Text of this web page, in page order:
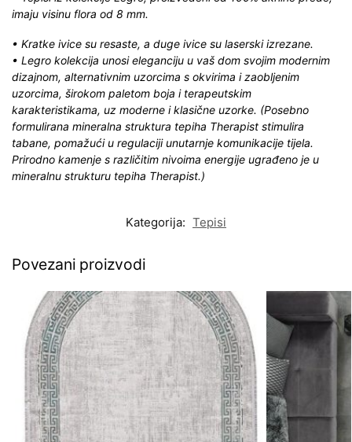
imaju visinu flora od 8 mm.
• Kratke ivice su resaste, a duge ivice su laserski izrezane.
• Legro kolekcija unosi eleganciju u vaš dom svojim modernim
dizajnom, alternativnim uzorcima s okvirima i zaobljenim
uzorcima, širokom paletom boja i terapeutskim
karakteristikama, uz moderne i klasične uzorke. (Posebno
formulirana mineralna struktura tepiha Therapist stimulira
tabane, pomažući u regulaciji unutarnje komunikacije tijela.
Prirodno kamenje s različitim nivoima energije ugrađeno je u
mineralnu strukturu tepiha Therapist.)
Kategorija: Tepisi
Povezani proizvodi